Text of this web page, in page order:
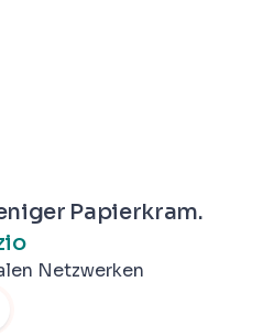
Papierkram.
Netzwerken